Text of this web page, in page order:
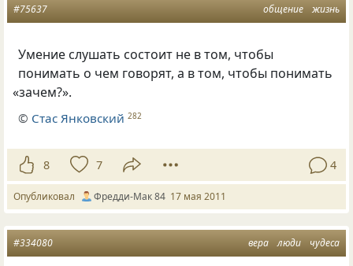
общение жизнь
#75637
Умение слушать состоит не в том, чтобы
понимать о чем говорят, а в том, чтобы понимать
«зачем?».
© Стас Янковский 282
8 7 4
Опубликовал Фредди-Мак 84 17 мая 2011
вера люди чудеса
#334080